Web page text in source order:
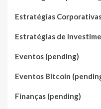
Estratégias
Estratégias de
Eventos (pending)
Eventos Bitcoin
Finanças (pending)